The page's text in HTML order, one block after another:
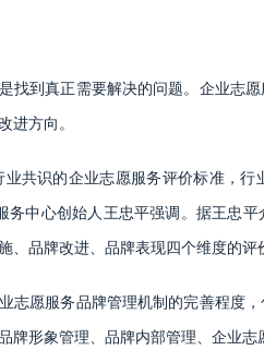
找到真正需要解决的问题。企业志
进方向。
业共识的企业志愿服务评价标准，
务中心创始人王忠平强调。据王忠
、品牌改进、品牌表现四个维度的评
志愿服务品牌管理机制的完善程度
牌形象管理、品牌内部管理、企业志